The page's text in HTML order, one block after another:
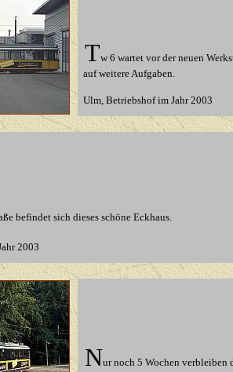
Tw 6 wartet vor der neuen
auf weitere Aufgaben.
Ulm, Betriebshof im Jahr 2003
befindet sich dieses schöne Eckhaus.
2003
Nur noch 5 Wochen verbleiben